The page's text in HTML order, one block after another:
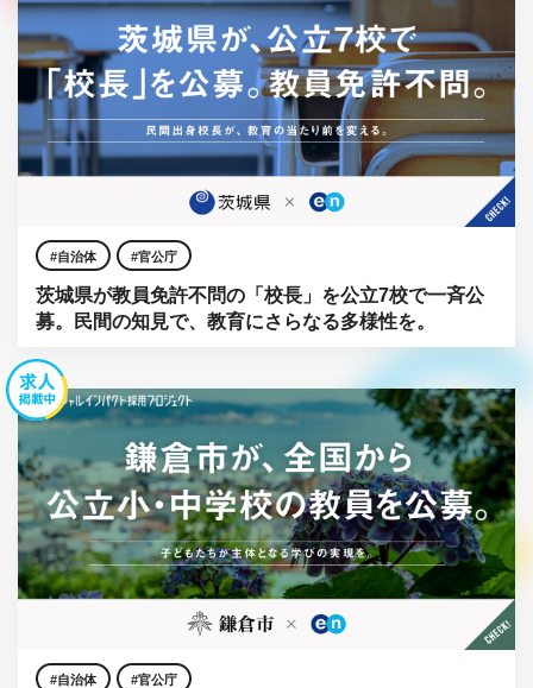
自治体 官公庁
茨城県が教員免許不問の「校長」を公立7校で一斉公
募。民間の知見で、教育にさらなる多様性を。
自治体 官公庁